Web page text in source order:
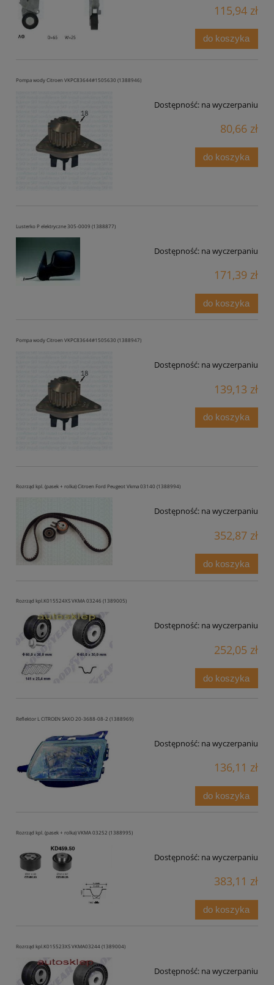
115,94 zł
do koszyka
Pompa wody Citroen VKPC83644#1505630 (1388946)
Dostępność: na wyczerpaniu
80,66 zł
do koszyka
Lusterko P elektryczne 305-0009 (1388877)
Dostępność: na wyczerpaniu
171,39 zł
do koszyka
Pompa wody Citroen VKPC83644#1505630 (1388947)
Dostępność: na wyczerpaniu
139,13 zł
do koszyka
Rozrząd kpl. (pasek + rolka) Citroen Ford Peugeot Vkma 03140 (1388994)
Dostępność: na wyczerpaniu
352,87 zł
do koszyka
Rozrząd kpl.K015524XS VKMA 03246 (1389005)
Dostępność: na wyczerpaniu
252,05 zł
do koszyka
Reflektor L CITROEN SAXO 20-3688-08-2 (1388969)
Dostępność: na wyczerpaniu
136,11 zł
do koszyka
Rozrząd kpl. (pasek + rolka) VKMA 03252 (1388995)
Dostępność: na wyczerpaniu
383,11 zł
do koszyka
Rozrząd kpl.K015523XS VKMA03244 (1389004)
Dostępność: na wyczerpaniu